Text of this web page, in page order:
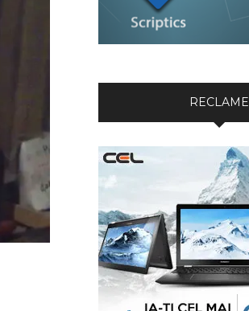
RECLAME